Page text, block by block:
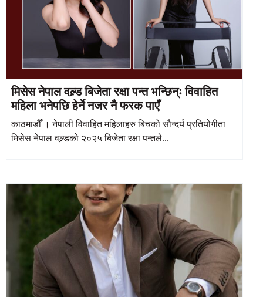
मिसेस नेपाल वल्र्ड बिजेता रक्षा पन्त भन्छिन्ः विवाहित
महिला भनेपछि हेर्ने नजर नै फरक पाएँ
काठमाडौँ । नेपाली विवाहित महिलाहरु बिचको सौन्दर्य प्रतियोगीता
मिसेस नेपाल वल्र्डको २०२५ बिजेता रक्षा पन्तले...